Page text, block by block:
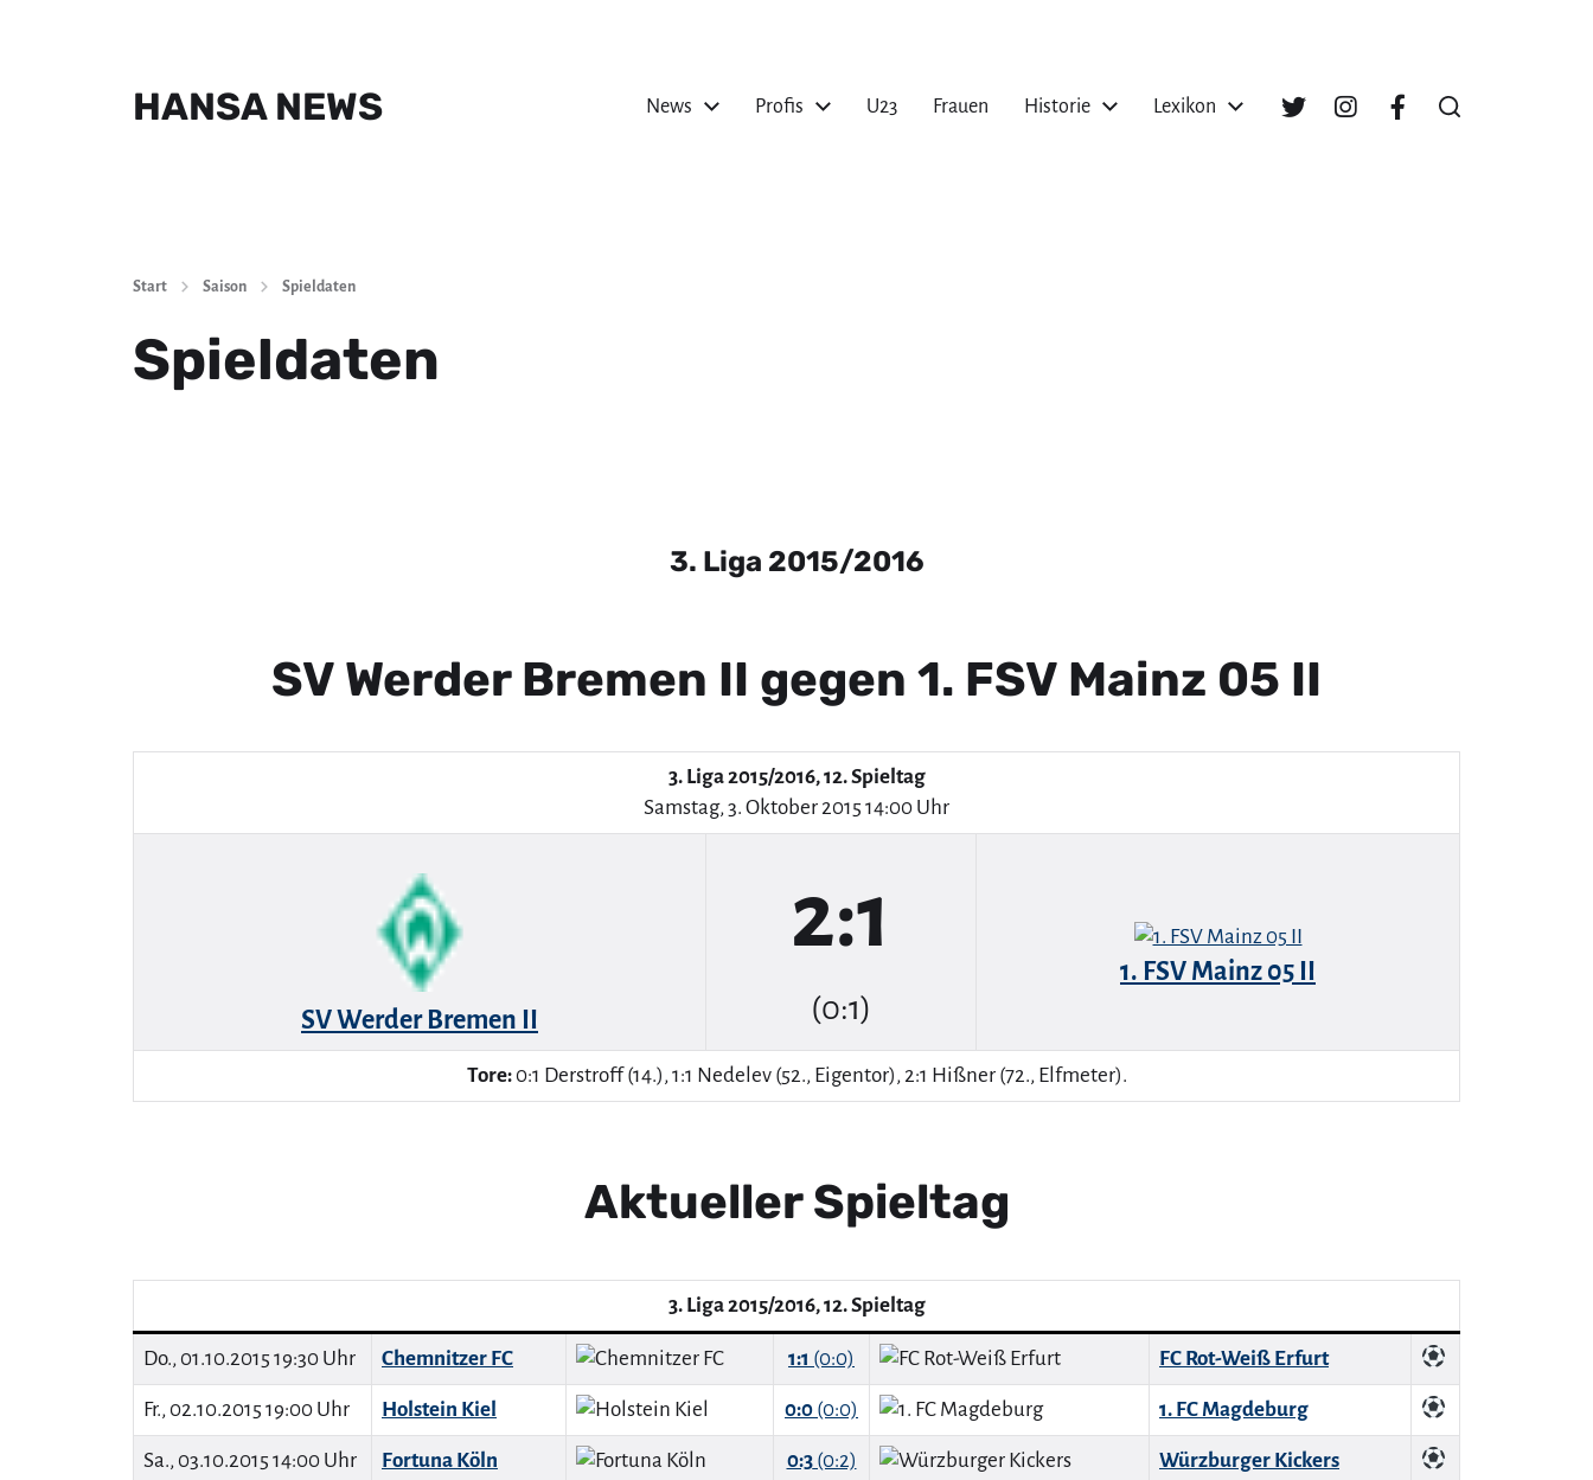
HANSA NEWS News Profis U23 Frauen Historie Lexikon
Start Saison Spieldaten
Spieldaten
3. Liga 2015/2016
SV Werder Bremen II gegen 1. FSV Mainz 05 II
3. Liga 2015/2016, 12. Spieltag
Samstag, 3. Oktober 2015 14:00 Uhr
SV Werder Bremen II
2:1
(0:1)
1. FSV Mainz 05 II
Tore:0:1 Derstroff (14.), 1:1 Nedelev (52., Eigentor), 2:1 Hißner (72., Elfmeter).
Aktueller Spieltag
3. Liga 2015/2016, 12. Spieltag
Do., 01.10.2015 19:30 Uhr Chemnitzer FC 1:1 (0:0) FC Rot-Weiß Erfurt
Fr., 02.10.2015 19:00 Uhr Holstein Kiel 0:0 (0:0) 1. FC Magdeburg
Sa., 03.10.2015 14:00 Uhr Fortuna Köln 0:3(0:2) Würzburger Kickers